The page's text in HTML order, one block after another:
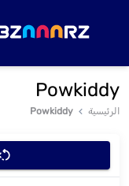
Powkiddy
الرئيسية Powkiddy